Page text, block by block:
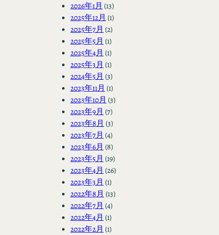
2026年1月 (13)
2025年12月 (1)
2025年7月 (2)
2025年5月 (1)
2025年4月 (1)
2025年3月 (1)
2024年5月 (3)
2023年11月 (1)
2023年10月 (3)
2023年9月 (7)
2023年8月 (3)
2023年7月 (4)
2023年6月 (8)
2023年5月 (19)
2023年4月 (26)
2023年3月 (1)
2022年8月 (13)
2022年7月 (4)
2022年4月 (1)
2022年2月 (1)